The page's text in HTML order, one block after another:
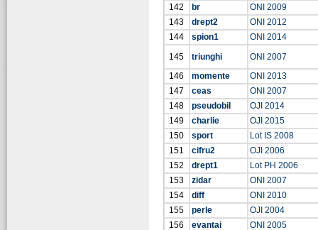
142 br
ONI 2009
143
drept2
ONI 2012
144
spion1
ONI 2014
145
triunghi
ONI 2007
146
momente
ONI 2013
147
ceas
ONI 2007
148
pseudobil
OJI 2014
149
charlie
OJI 2015
150
sport
Lot IS 2008
151
cifru2
OJI 2006
152
drept1
Lot PH 2006
153
zidar
ONI 2007
154
diff
ONI 2010
155
perle
OJI 2004
156
evantai
ONI 2005